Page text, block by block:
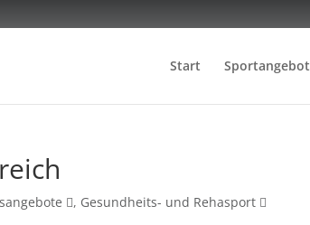
Start Sportangebot
, Gesundheits- und Rehasport